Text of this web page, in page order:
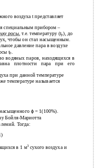
воздуха t представляет
специальным прибором –
росы, т.е. температуру (tp), до
чтобы он стал насыщенным.
давление пара в воздухе
tp
водяных паров, находящихся в
плотности пара при его
при данной температуре
температуре называется
ϕ= 1(100%).
Бойля-Мариотта
Тогда:
в 1 м3 сухого воздуха и